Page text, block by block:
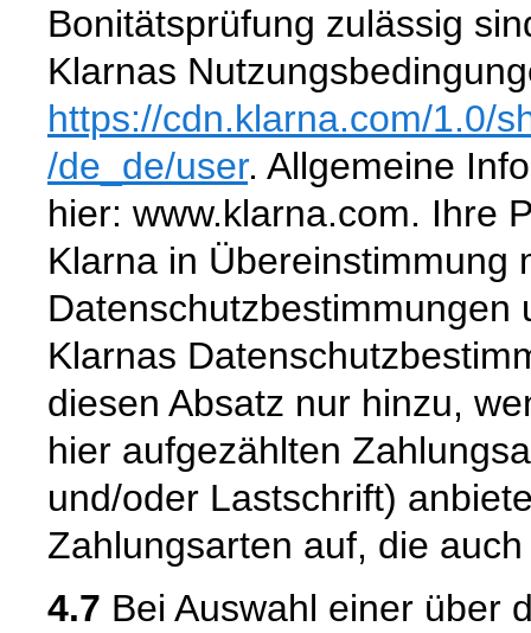
Bonitätsprüfung zulässig
Klarnas
https://cdn.klarna.com/1.0/
/de_de/user. Allgemeine
hier: www.klarna.com. Ihre
Klarna in Übereinstimmung
Datenschutzbestimmungen
Klarnas
diesen Absatz nur hinzu,
hier aufgezählten
und/oder Lastschrift)
Zahlungsarten auf, die
4.7 Bei Auswahl einer über